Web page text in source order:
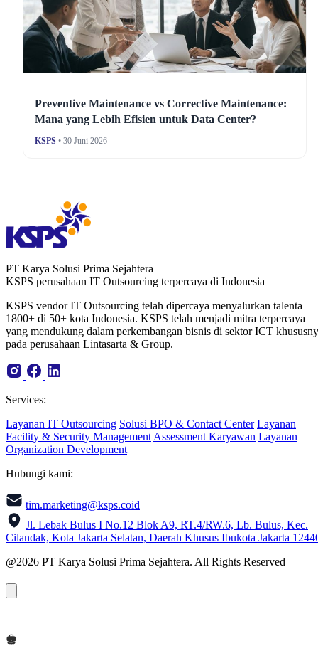
Preventive Maintenance vs Corrective Maintenance:
Mana yang Lebih Efisien untuk Data Center?
KSPS • 30 Juni 2026
PT Karya Solusi Prima Sejahtera
KSPS perusahaan IT Outsourcing terpercaya di Indonesia
KSPS vendor IT Outsourcing telah dipercaya menyalurkan talenta
1800+ di 50+ kota Indonesia. KSPS telah menjadi mitra terpercaya
yang mendukung dalam perkembangan bisnis di sektor ICT
pada perusahaan Lintasarta & Group.
Services:
Layanan IT Outsourcing Solusi BPO & Contact Center Layanan
Facility & Security Management Assessment Karyawan Layanan
Organization Development
Hubungi kami:
tim.marketing@ksps.coid
Jl. Lebak Bulus I No.12 Blok A9, RT.4/RW.6, Lb. Bulus, Kec.
Cilandak, Kota Jakarta Selatan, Daerah Khusus Ibukota Jakarta
@2026 PT Karya Solusi Prima Sejahtera. All Rights Reserved